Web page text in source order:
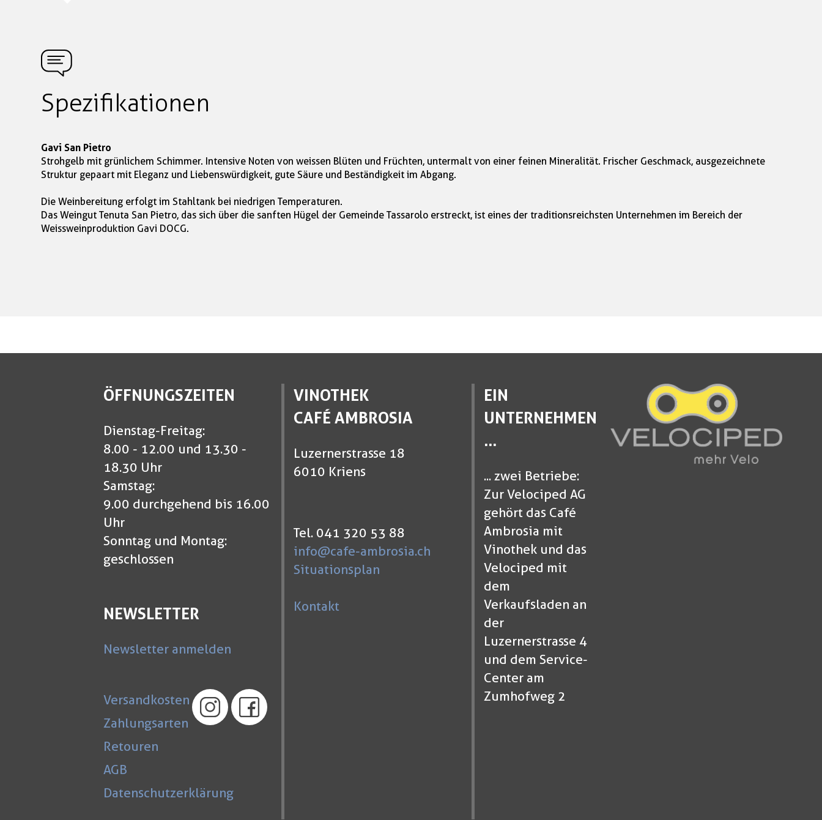
Spezifikationen
Gavi San Pietro
Strohgelb mit grünlichem Schimmer. Intensive Noten von weissen Blüten und Früchten, untermalt von einer feinen Mineralität. Frischer Geschmack, ausgezeichnete
Struktur gepaart mit Eleganz und Liebenswürdigkeit, gute Säure und Beständigkeit im Abgang.
Die Weinbereitung erfolgt im Stahltank bei niedrigen Temperaturen.
Das Weingut Tenuta San Pietro, das sich über die sanften Hügel der Gemeinde Tassarolo erstreckt, ist eines der traditionsreichsten Unternehmen im Bereich der
Weissweinproduktion Gavi DOCG.
ÖFFNUNGSZEITEN
Dienstag-Freitag:
8.00 - 12.00 und 13.30 -
18.30 Uhr
Samstag:
9.00 durchgehend bis 16.00
Uhr
Sonntag und Montag:
geschlossen
NEWSLETTER
Newsletter anmelden
Versandkosten
Zahlungsarten
Retouren
AGB
Datenschutzerklärung
VINOTHEK
CAFÉ AMBROSIA
Luzernerstrasse 18
6010 Kriens
Tel. 041 320 53 88
info@cafe-ambrosia.ch
Situationsplan
Kontakt
EIN
UNTERNEHMEN
...
... zwei Betriebe:
Zur Velociped AG
gehört das Café
Ambrosia mit
Vinothek und das
Velociped mit
dem
Verkaufsladen an
der
Luzernerstrasse 4
und dem Service-
Center am
Zumhofweg 2